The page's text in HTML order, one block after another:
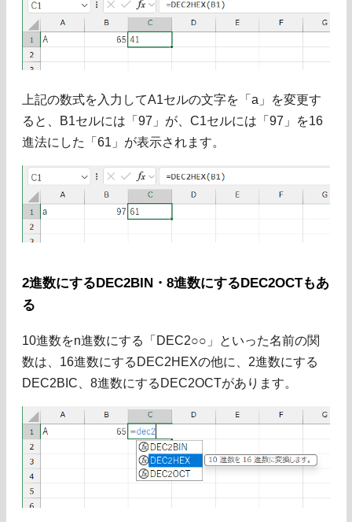
上記の数式を入力してA1セルの文字を「a」を変更す
ると、B1セルには「97」が、C1セルには「97」を16
進法にした「61」が表示されます。
2進数にするDEC2BIN・8進数にするDEC2OCTもあ
る
10進数をn進数にする「DEC2○○」といった名前の関
数は、16進数にするDEC2HEXの他に、2進数にする
DEC2BIC、8進数にするDEC2OCTがあります。